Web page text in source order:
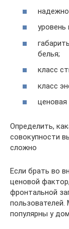
уровень
белья;
класс
класс
ценовая
Определить,
совокупности
сложно
Если брать во
ценовой
фронтальной
пользователей.
популярны у